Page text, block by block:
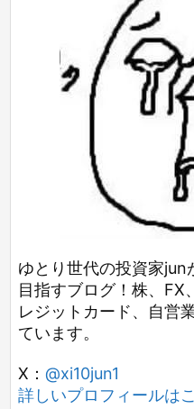
ゆとり世代の投資家jun
目指すブログ！株、FX
レジットカード、自営
ています。
X： @xi10jun1
詳しいプロフィールは